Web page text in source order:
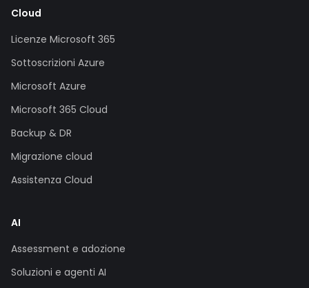
Cloud
Licenze Microsoft 365
Sottoscrizioni Azure
Microsoft Azure
Microsoft 365 Cloud
Backup & DR
Migrazione cloud
Assistenza Cloud
AI
Assessment e adozione
Soluzioni e agenti AI